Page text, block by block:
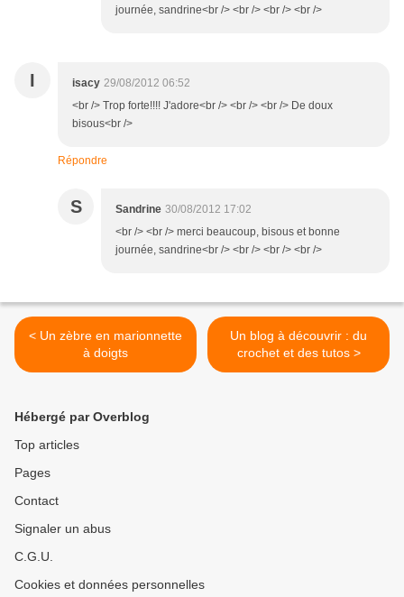
journée, sandrine<br /> <br /> <br /> <br />
I isacy 29/08/2012 06:52
<br /> Trop forte!!!! J'adore<br /> <br /> <br /> De doux
bisous<br />
Répondre
S Sandrine 30/08/2012 17:02
<br /> <br /> merci beaucoup, bisous et bonne
journée, sandrine<br /> <br /> <br /> <br />
< Un zèbre en marionnette
à doigts
Un blog à découvrir : du
crochet et des tutos >
Hébergé par Overblog
Top articles
Pages
Contact
Signaler un abus
C.G.U.
Cookies et données personnelles